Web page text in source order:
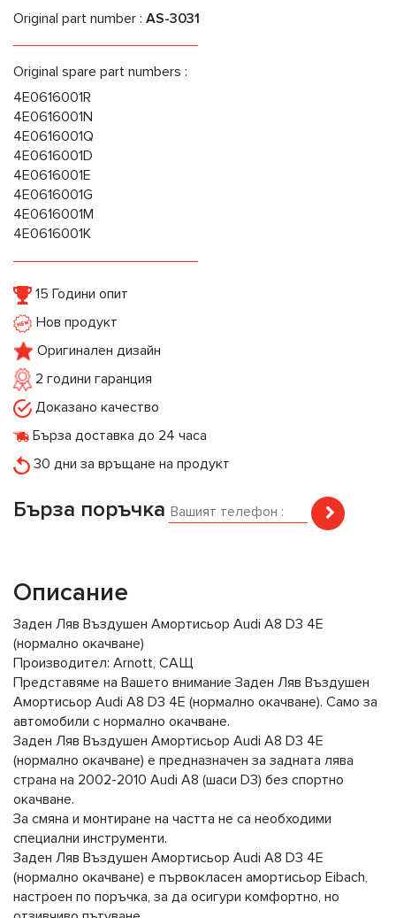
Original part number : AS-3031
Original spare part numbers :
4E0616001R
4E0616001N
4E0616001Q
4E0616001D
4E0616001E
4E0616001G
4E0616001M
4E0616001K
15 Години опит
Нов продукт
Оригинален дизайн
2 години гаранция
Доказано качество
Бърза доставка до 24 часа
30 дни за връщане на продукт
Бърза поръчка
Описание
Заден Ляв Въздушен Амортисьор Audi A8 D3 4E
(нормално окачване)
Производител: Arnott, САЩ
Представяме на Вашето внимание Заден Ляв Въздушен
Амортисьор Audi A8 D3 4E (нормално окачване). Само за
автомобили с нормално окачване.
Заден Ляв Въздушен Амортисьор Audi A8 D3 4E
(нормално окачване) е предназначен за задната лява
страна на 2002-2010 Audi A8 (шаси D3) без спортно
окачване.
За смяна и монтиране на частта не са необходими
специални инструменти.
Заден Ляв Въздушен Амортисьор Audi A8 D3 4E
(нормално окачване) е първокласен амортисьор Eibach,
настроен по поръчка, за да осигури комфортно, но